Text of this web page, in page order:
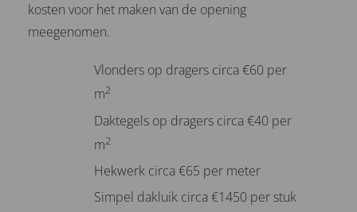
kosten voor het maken van de opening
meegenomen.
Vlonders op dragers circa €60 per
m2
Daktegels op dragers circa €40 per
m2
Hekwerk circa €65 per meter
Simpel dakluik circa €1450 per stuk